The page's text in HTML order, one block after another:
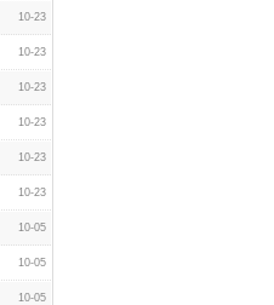
10-23
10-23
10-23
10-23
10-23
10-23
10-05
10-05
10-05